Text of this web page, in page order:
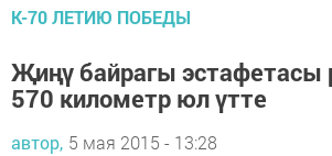
К-70 ЛЕТИЮ ПОБЕДЫ
Җиңү байрагы эстафетасы
570 километр юл үтте
автор, 5 мая 2015 - 13:28